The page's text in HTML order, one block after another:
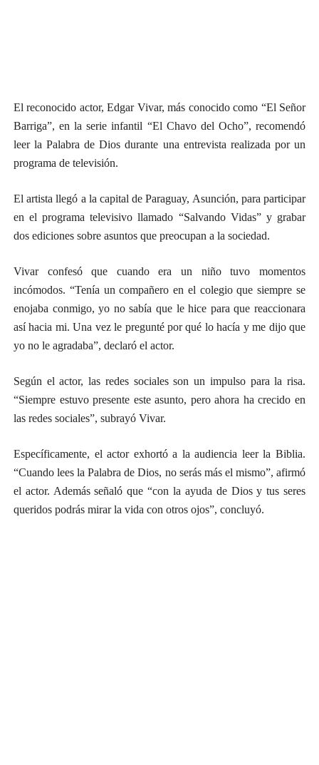
El reconocido actor, Edgar Vivar, más conocido como “El Señor
Barriga”, en la serie infantil “El Chavo del Ocho”, recomendó
leer la Palabra de Dios durante una entrevista realizada por un
programa de televisión.
El artista llegó a la capital de Paraguay, Asunción, para participar
en el programa televisivo llamado “Salvando Vidas” y grabar
dos ediciones sobre asuntos que preocupan a la sociedad.
Vivar confesó que cuando era un niño tuvo momentos
incómodos. “Tenía un compañero en el colegio que siempre se
enojaba conmigo, yo no sabía que le hice para que reaccionara
así hacia mi. Una vez le pregunté por qué lo hacía y me dijo que
yo no le agradaba”, declaró el actor.
Según el actor, las redes sociales son un impulso para la risa.
“Siempre estuvo presente este asunto, pero ahora ha crecido en
las redes sociales”, subrayó Vivar.
Específicamente, el actor exhortó a la audiencia leer la Biblia.
“Cuando lees la Palabra de Dios, no serás más el mismo”, afirmó
el actor. Además señaló que “con la ayuda de Dios y tus seres
queridos podrás mirar la vida con otros ojos”, concluyó.